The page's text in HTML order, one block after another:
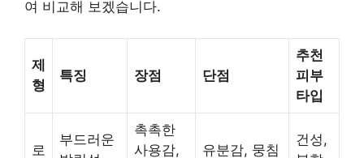
여 비교해 보겠습니다.
제
형
특징 장점 단점
추천
피부
타입
로
부드러운
촉촉한
사용감,
유분감, 뭉침
건성,